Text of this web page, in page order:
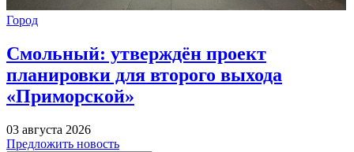
Город
Смольный: утверждён проект
планировки для второго выхода
«Приморской»
03 августа 2026
Предложить новость